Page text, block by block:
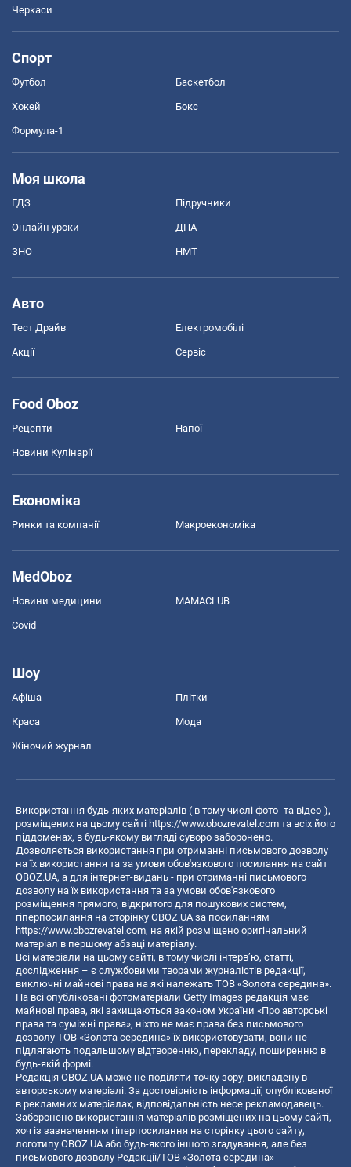
Черкаси
Спорт
Футбол Баскетбол
Хокей Бокс
Формула-1
Моя школа
ГДЗ Підручники
Онлайн уроки ДПА
ЗНО НМТ
Авто
Тест Драйв Електромобілі
Акції Сервіс
Food Oboz
Рецепти Напої
Новини Кулінарії
Економіка
Ринки та компанії Макроекономіка
MedOboz
Новини медицини MAMACLUB
Covid
Шоу
Афіша Плітки
Краса Мода
Жіночий журнал
Використання будь-яких матеріалів ( в тому числі фото- та відео-),
розміщених на цьому сайті https://www.obozrevatel.com та всіх його
піддоменах, в будь-якому вигляді суворо заборонено.
Дозволяється використання при отриманні письмового дозволу
на їх використання та за умови обов'язкового посилання на сайт
OBOZ.UA, а для інтернет-видань - при отриманні письмового
дозволу на їх використання та за умови обов'язкового
розміщення прямого, відкритого для пошукових систем,
гіперпосилання на сторінку OBOZ.UA за посиланням
https://www.obozrevatel.com, на якій розміщено оригінальний
матеріал в першому абзаці матеріалу.
Всі матеріали на цьому сайті, в тому числі інтерв’ю, статті,
дослідження – є службовими творами журналістів редакції,
виключні майнові права на які належать ТОВ «Золота середина».
На всі опубліковані фотоматеріали Getty Images редакція має
майнові права, які захищаються законом України «Про авторські
права та суміжні права», ніхто не має права без письмового
дозволу ТОВ «Золота середина» їх використовувати, вони не
підлягають подальшому відтворенню, перекладу, поширенню в
будь-якій формі.
Редакція OBOZ.UA може не поділяти точку зору, викладену в
авторському матеріалі. За достовірність інформації, опублікованої
в рекламних матеріалах, відповідальність несе рекламодавець.
Заборонено використання матеріалів розміщених на цьому сайті,
хоч із зазначенням гіперпосилання на сторінку цього сайту,
логотипу OBOZ.UA або будь-якого іншого згадування, але без
письмового дозволу Редакції/ТОВ «Золота середина»